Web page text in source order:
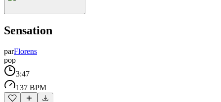
Sensation
parFlorens
pop
3:47
137 BPM